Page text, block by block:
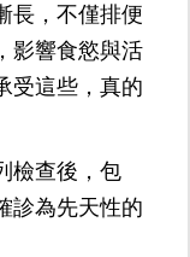
長，不僅排便
影響食慾與活
受這些，真的
檢查後，包
診為先天性的